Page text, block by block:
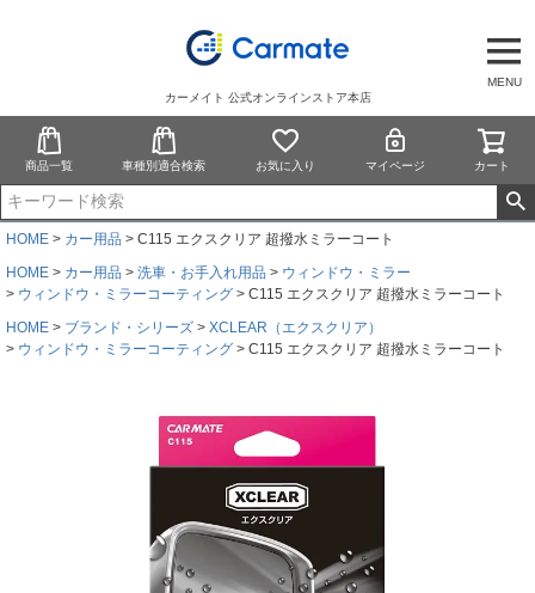
MENU
カーメイト 公式オンラインストア本店
商品一覧 車種別適合検索 お気に入り マイページ カート
HOME カー用品
C115 エクスクリア 超撥水ミラーコート
HOME
カー用品 洗車・お手入れ用品
ウィンドウ・ミラー
ウィンドウ・ミラーコーティング
C115 エクスクリア 超撥水ミラーコート
HOME
ブランド・シリーズ
XCLEAR（エクスクリア）
ウィンドウ・ミラーコーティング
C115 エクスクリア 超撥水ミラーコート